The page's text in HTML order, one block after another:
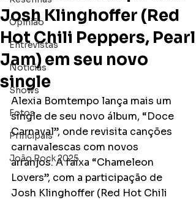
Opinião
Entrevistas
Notícias
Shows
Fotos
Principais
João Rock 2025
Josh Klinghoffer (Red
Hot Chili Peppers, Pearl
Jam) em seu novo
single
Alexia Bomtempo lança mais um
single de seu novo álbum, “Doce
Carnaval”, onde revisita canções
carnavalescas com novos
arranjos. A faixa “Chameleon
Lovers”, com a participação de
Josh Klinghoffer (Red Hot Chili